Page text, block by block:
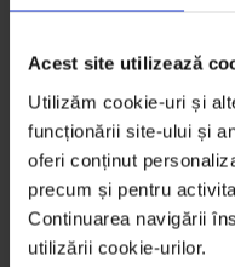
Acest site utilizează
Utilizăm cookie-uri și
funcționării site-ului și
oferi conținut
precum și pentru
Continuarea navigării
utilizării cookie-urilor.